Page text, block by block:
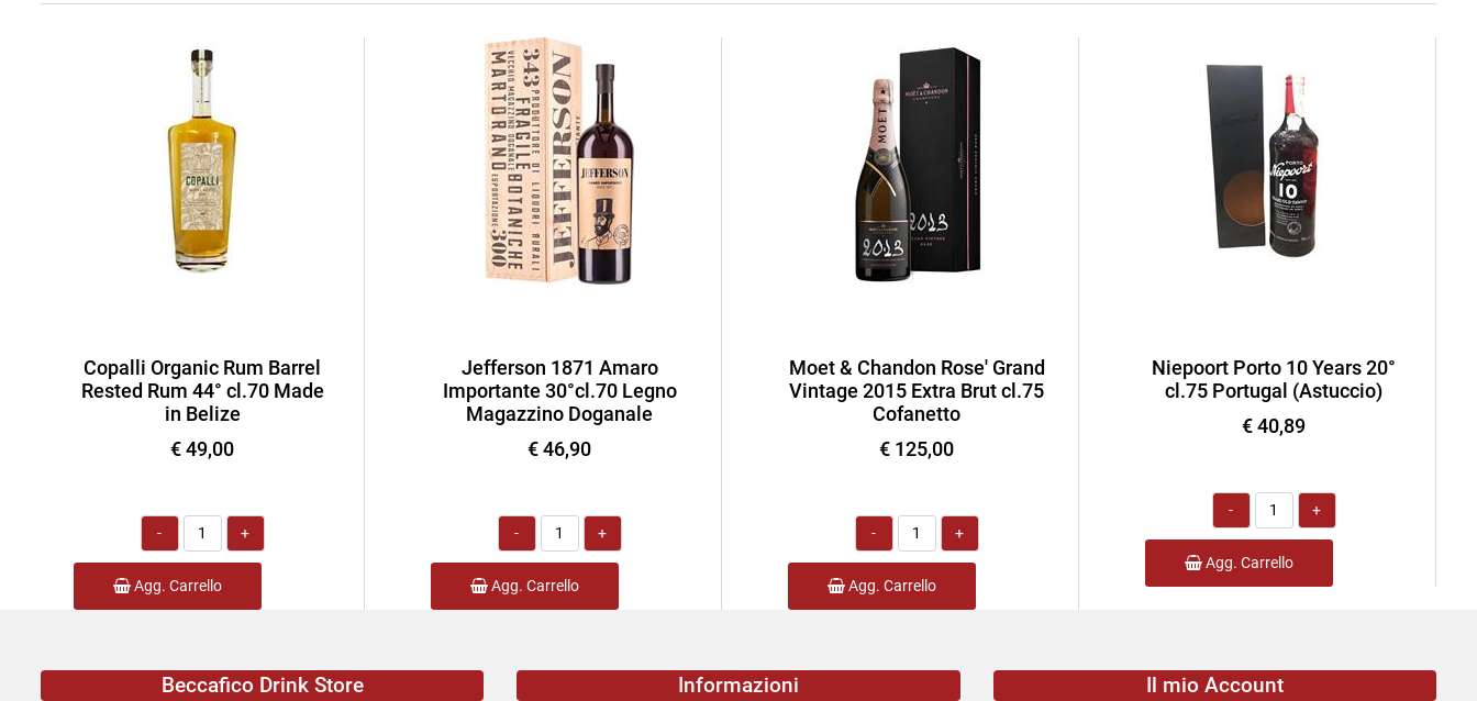
Copalli Organic Rum Barrel
Rested Rum 44° cl.70 Made
in Belize
€ 49,00
Quantità
Agg. Carrello
Jefferson 1871 Amaro
Importante 30°cl.70 Legno
Magazzino Doganale
€ 46,90
Quantità
Agg. Carrello
Moet & Chandon Rose' Grand
Vintage 2015 Extra Brut cl.75
Cofanetto
€ 125,00
Quantità
Agg. Carrello
Niepoort Porto 10 Years 20°
cl.75 Portugal (Astuccio)
€ 40,89
Quantità
Agg. Carrello
Beccafico Drink Store Informazioni Il mio Account